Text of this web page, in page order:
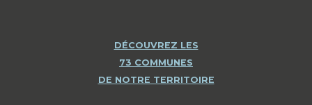
DÉCOUVREZ LES
73 COMMUNES
DE NOTRE TERRITOIRE